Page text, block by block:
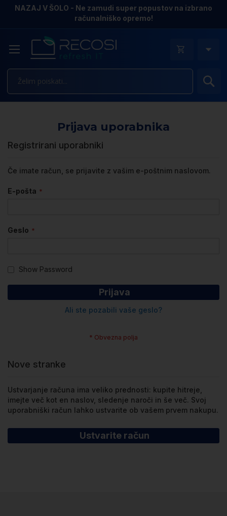
NAZAJ V ŠOLO - Ne zamudi super popustov na izbrano
računalniško opremo!
Prijava uporabnika
Registrirani uporabniki
Če imate račun, se prijavite z vašim e-poštnim naslovom.
E-pošta
Geslo
Show Password
Prijava
Ali ste pozabili vaše geslo?
Nove stranke
Ustvarjanje računa ima veliko prednosti: kupite hitreje,
imejte več kot en naslov, sledenje naroči in še več. Svoj
uporabniški račun lahko ustvarite ob vašem prvem nakupu.
Ustvarite račun